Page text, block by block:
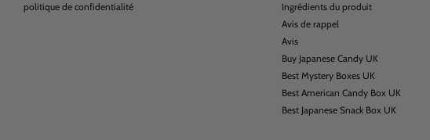
politique de confidentialité
Ingrédients du produit
Avis de rappel
Avis
Buy Japanese Candy UK
Best Mystery Boxes UK
Best American Candy Box UK
Best Japanese Snack Box UK